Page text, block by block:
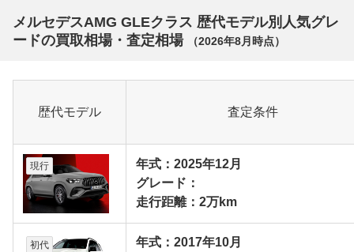
メルセデスAMG GLEクラス 歴代モデル別人気グレ
ードの買取相場・査定相場
（2026年8月 時点）
歴代モデル 査定条件
現行
年式：2025年12月
グレード：
走行距離：2万km
初代
年式：2017年10月